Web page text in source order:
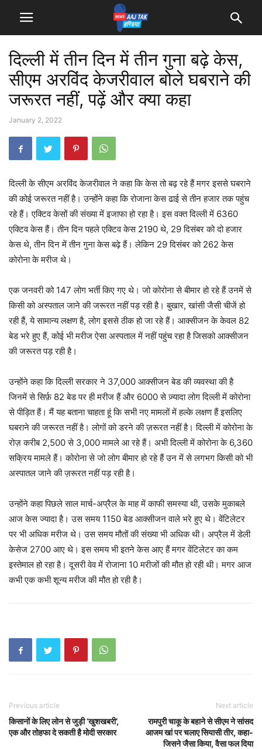
दिल्ली में तीन दिन में तीन गुना बढ़े केस,
सीएम अरविंद केजरीवाल बोले घबराने की
जरूरत नहीं, पढ़ें और क्या कहा
January 2, 2022
दिल्ली के सीएम अरविंद केजरीवाल ने कहा कि केस तो बढ़ रहे हैं मगर इससे घबराने
की कोई जरूरत नहीं है। उन्होंने कहा कि रोजाना केस ढाई से तीन हजार तक पहुंच
रहे हैं। एक्टिव केसों की संख्या में इजाफा हो रहा है। इस वक्त दिल्ली में 6360
एक्टिव केस हैं। तीन दिन पहले एक्टिव केस 2190 थे, 29 दिसंबर को दो हजार
केस थे, तीन दिन में तीन गुना केस बढ़े हैं। लेकिन 29 दिसंबर को 262 केस
कोरोना के मरीज थे।
एक जनवरी को 147 लोग भर्ती किए गए थे। जो कोरोना से बीमार हो रहे हैं उनमें से
किसी को अस्पताल जाने की जरूरत नहीं पड़ रही है। बुखार, खांसी जैसी चीजें हो
रही हैं, ये सामान्य लक्षण है, लोग इससे ठीक हो जा रहे हैं। आक्सीजन के केवल 82
बेड भरे हुए हैं, कोई भी मरीज ऐसा अस्पताल में नहीं पहुंच रहा है जिसको आक्सीजन
की जरूरत पड़ रही है।
उन्होंने कहा कि दिल्ली सरकार ने 37,000 आक्सीजन बेड की व्यवस्था की है
जिनमें से सिर्फ़ 82 बेड पर ही मरीज हैं और 6000 से ज़्यादा लोग दिल्ली में कोरोना
से पीड़ित हैं। मैं यह बताना चाहता हूं कि सभी नए मामलों में हल्के लक्षण हैं इसलिए
घबराने की जरूरत नहीं है। लोगों को डरने की ज़रूरत नहीं है। दिल्ली में कोरोना के
रोज़ करीब 2,500 से 3,000 मामले आ रहे हैं। अभी दिल्ली में कोरोना के 6,360
सक्रिय मामले हैं। कोरोना से जो लोग बीमार हो रहे हैं उन में से लगभग किसी को भी
अस्पातल जाने की ज़रूरत नहीं पड़ रही है।
उन्होंने कहा पिछले साल मार्च-अप्रैल के माह में काफी समस्या थी, उसके मुकाबले
आज केस ज्यादा है। उस समय 1150 बेड आक्सीजन वाले भरे हुए थे। वेंटिलेटर
पर भी अधिक मरीज थे। उस समय मौतों की संख्या भी अधिक थी। अप्रैल में डेली
केसेज 2700 आए थे। इस समय भी इतने केस आए हैं मगर वेंटिलेटर का कम
इस्तेमाल हो रहा है। दूसरी वेव में रोजाना 10 मरीजों की मौत हो रही थी। मगर आज
कभी एक कभी शून्य मरीज की मौत हो रही है।
Previous article
किसानों के लिए लोन से जुड़ी ‘खुशखबरी’,
एक और तोहफा दे सकती है मोदी सरकार
Next article
रामपुरी चाकू के बहाने से सीएम ने सांसद
आजम खां पर चलाए स‍ियासी तीर, कहा-
ज‍िसने जैसा क‍िया, वैसा फल द‍िया